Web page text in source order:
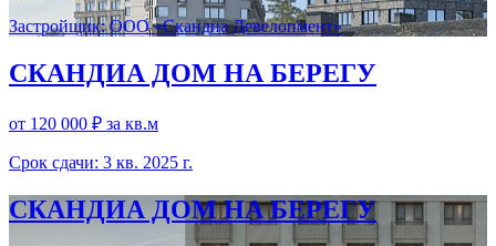
Застройщик: ООО «Скандиа Девелопмент»
СКАНДИА ДОМ НА БЕРЕГУ
от 120 000 ₽ за кв.м
Срок сдачи: 3 кв. 2025 г.
СКАНДИА ДОМ НА БЕРЕГУ